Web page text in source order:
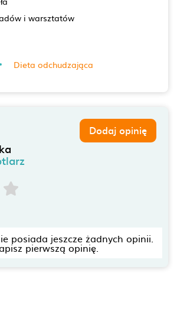
i warsztatów
Dieta odchudzająca
Dodaj opinię
posiada jeszcze żadnych opinii.
pierwszą opinię.